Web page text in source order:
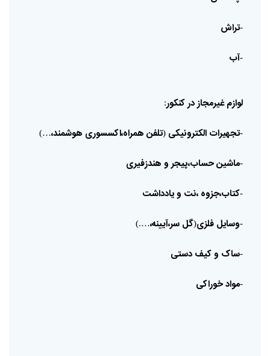
-تراش
-آب
لوازم غیرمجازدرکنکور:
-تجهیرات الکترونیکی (تلفن همراه،اکسسوری هوشمند،…)
-ماشینحساب،پیجر و هندزفیری
-کتاب،جزوه ،نت ویادداشت
-وسایل فلزی(گل سر،آیینه،….)
-ساک وکیف دستی
-موادخوراکی